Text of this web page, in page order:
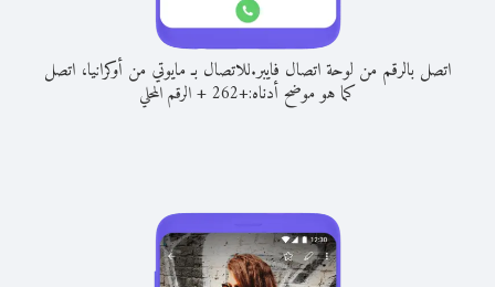
اتصل بالرقم من لوحة اتصال فايبر.للاتصال بـ مايوتي من أوكرانيا، اتصل
كما هو موضح أدناه:+
262
+الرقم المحلي